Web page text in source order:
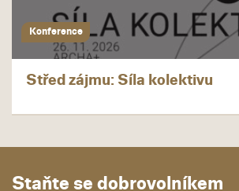
Konference
Střed zájmu: Síla kolektivu
Staňte se dobrovolníkem